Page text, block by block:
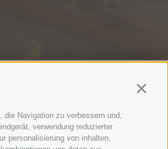
Navigation zu verbessern und,
verwendung reduzierter
personalisierung von inhalten,